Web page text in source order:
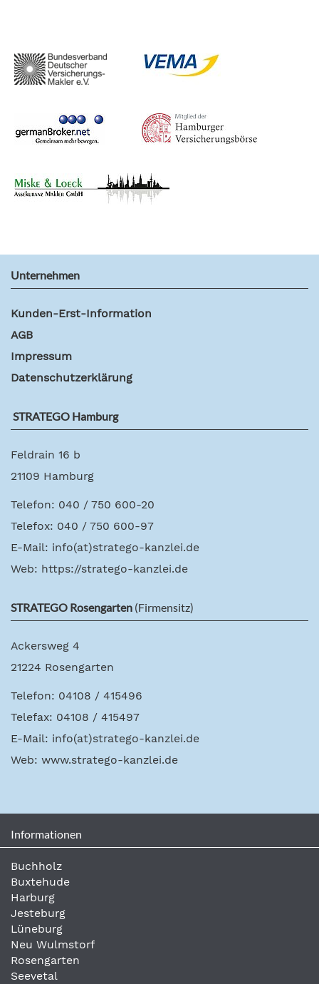
Unternehmen
Kunden-Erst-Information
AGB
Impressum
Datenschutzerklärung
STRATEGO Hamburg
Feldrain 16 b
21109 Hamburg
Telefon: 040 / 750 600-20
Telefox: 040 / 750 600-97
E-Mail: info(at)stratego-kanzlei.de
Web: https://stratego-kanzlei.de
STRATEGO Rosengarten (Firmensitz)
Ackersweg 4
21224 Rosengarten
Telefon: 04108 / 415496
Telefax: 04108 / 415497
E-Mail: info(at)stratego-kanzlei.de
Web: www.stratego-kanzlei.de
Informationen
Buchholz
Buxtehude
Harburg
Jesteburg
Lüneburg
Neu Wulmstorf
Rosengarten
Seevetal